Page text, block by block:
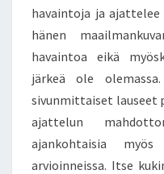
havaintoja ja
hänen
havaintoa eikä
järkeä ole
sivunmittaiset lauseet
ajattelun
ajankohtaisia myös
arvioinneissa. Itse